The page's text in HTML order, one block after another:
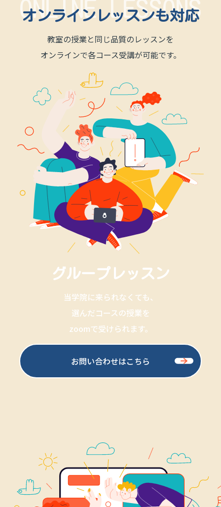
オンラインレッスンも対応
ONLINE LESSONS
教室の授業と同じ品質のレッスンを
オンラインで各コース受講が可能です。
グループレッスン
当学院に来られなくても、
選んだコースの授業を
zoomで受けられます。
お問い合わせはこちら